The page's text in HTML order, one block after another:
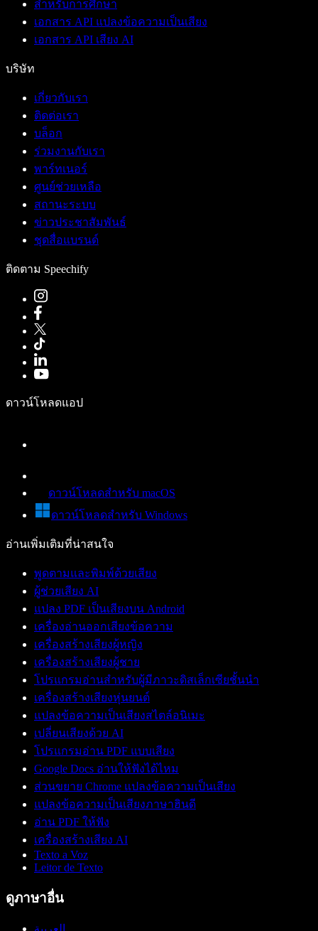
สำหรับการศึกษา
เอกสาร API แปลงข้อความเป็นเสียง
เอกสาร API เสียง AI
บริษัท
เกี่ยวกับเรา
ติดต่อเรา
บล็อก
ร่วมงานกับเรา
พาร์ทเนอร์
ศูนย์ช่วยเหลือ
สถานะระบบ
ข่าวประชาสัมพันธ์
ชุดสื่อแบรนด์
ติดตาม Speechify
ดาวน์โหลดแอป
ดาวน์โหลดสำหรับ macOS
ดาวน์โหลดสำหรับ Windows
อ่านเพิ่มเติมที่น่าสนใจ
พูดตามและพิมพ์ด้วยเสียง
ผู้ช่วยเสียง AI
แปลง PDF เป็นเสียงบน Android
เครื่องอ่านออกเสียงข้อความ
เครื่องสร้างเสียงผู้หญิง
เครื่องสร้างเสียงผู้ชาย
โปรแกรมอ่านสำหรับผู้มีภาวะดิสเล็กเซียชั้นนำ
เครื่องสร้างเสียงหุ่นยนต์
แปลงข้อความเป็นเสียงสไตล์อนิเมะ
เปลี่ยนเสียงด้วย AI
โปรแกรมอ่าน PDF แบบเสียง
Google Docs อ่านให้ฟังได้ไหม
ส่วนขยาย Chrome แปลงข้อความเป็นเสียง
แปลงข้อความเป็นเสียงภาษาฮินดี
อ่าน PDF ให้ฟัง
เครื่องสร้างเสียง AI
Texto a Voz
Leitor de Texto
ดูภาษาอื่น
العربية